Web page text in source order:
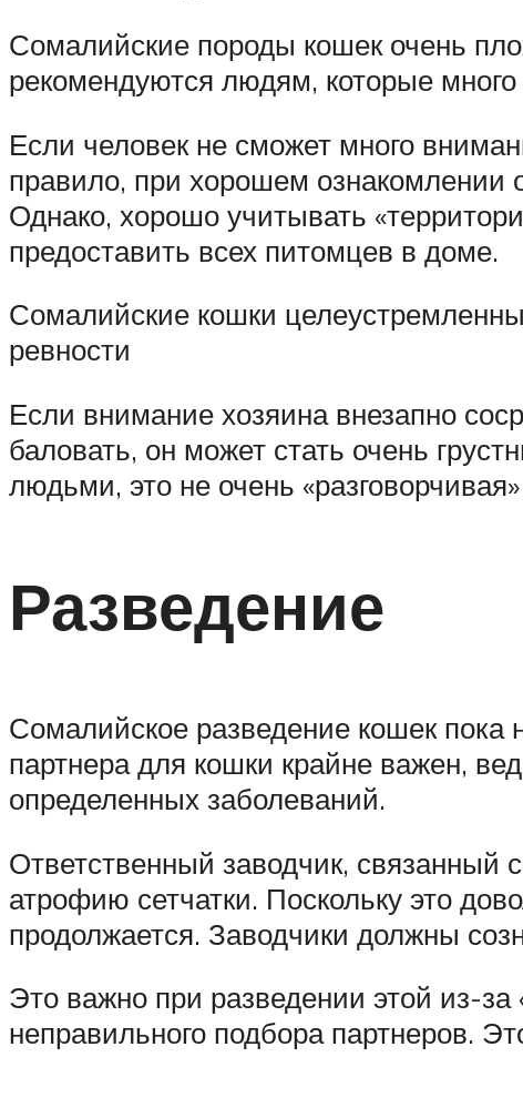
Сомалийские породы кошек очень
рекомендуются людям, которые много
Если человек не сможет много
правило, при хорошем ознакомлении
Однако, хорошо учитывать
предоставить всех питомцев в доме.
Сомалийские кошки
ревности
Если внимание хозяина внезапно
баловать, он может стать очень
людьми, это не очень
Разведение
Сомалийское разведение кошек
партнера для кошки крайне важен,
определенных заболеваний.
Ответственный заводчик, связанный
атрофию сетчатки. Поскольку это
продолжается. Заводчики должны
Это важно при разведении этой из-
неправильного подбора партнеров.